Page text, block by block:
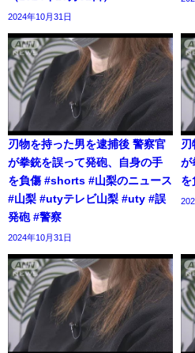
2024年10月31日
刃物を持った男を逮捕後 警察官
が拳銃を誤って発砲、自身の手
を負傷 #shorts #山梨のニュース
#山梨 #utyテレビ山梨 #uty #誤
発砲 #警察
2024年10月31日
刃
が
を